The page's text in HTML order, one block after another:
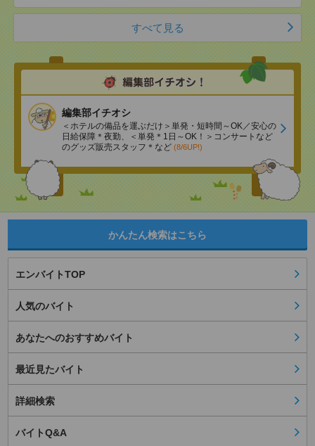
すべて見る
編集部イチオシ
＜ホテルの備品を運ぶだけ＞単発・短時間～OK／安心の
日給保障＊夜勤、＜単発＊1日～OK！＞コンサートなど
のグッズ販売スタッフ＊など (8/6UP!)
かんたん検索はこちら
エンバイトTOP
人気のバイト
あなたへのおすすめバイト
最近見たバイト
詳細検索
バイトQ&A